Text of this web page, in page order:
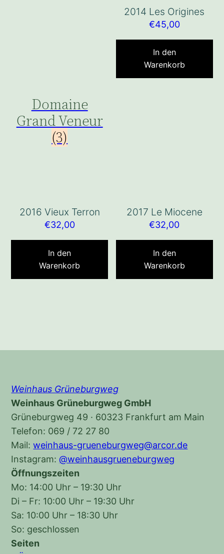
Domaine
Grand Veneur
(3)
2014 Les Origines
€45,00
In den
Warenkorb
2016 Vieux Terron
€32,00
In den
Warenkorb
2017 Le Miocene
€32,00
In den
Warenkorb
Weinhaus Grüneburgweg
Weinhaus Grüneburgweg GmbH
Grüneburgweg 49 · 60323 Frankfurt am Main
Telefon: 069 / 72 27 80
Mail:weinhaus-grueneburgweg@arcor.de
Instagram:@weinhausgrueneburgweg
Öffnungszeiten
Mo: 14:00 Uhr – 19:30 Uhr
Di – Fr: 10:00 Uhr – 19:30 Uhr
Sa: 10:00 Uhr – 18:30 Uhr
So: geschlossen
Seiten